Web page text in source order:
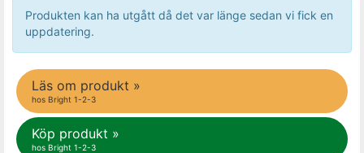
Produkten kan ha utgått då det var länge sedan vi fick en
uppdatering.
Läs om produkt »
hos Bright 1-2-3
Köp produkt »
hos Bright 1-2-3